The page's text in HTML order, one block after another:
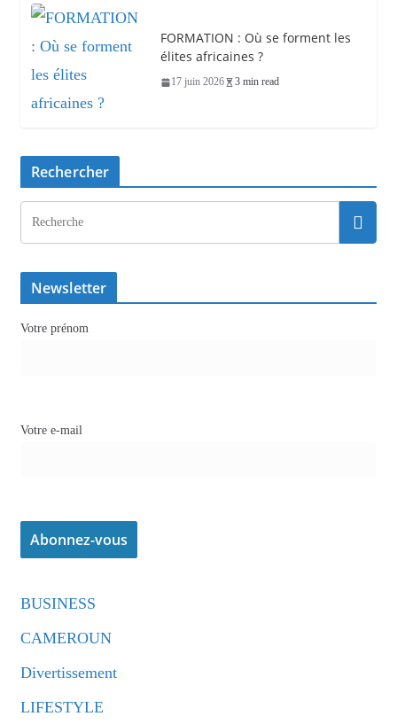
FORMATION : Où se forment les
élites africaines ?
17 juin 2026 3 min read
Rechercher
Newsletter
Votre prénom
Votre e-mail
BUSINESS
CAMEROUN
Divertissement
LIFESTYLE